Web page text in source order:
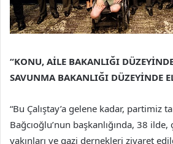
“KONU, AİLE BAKANLIĞI
SAVUNMA BAKANLIĞI DÜZEYİNDE
“Bu Çalıştay’a gelene kadar, partimiz
Bağcıoğlu’nun başkanlığında, 38
yakınları ve gazi dernekleri ziyaret